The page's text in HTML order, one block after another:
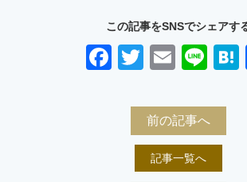
この記事をSNSでシェアす
Facebook
TwitterEmail
前の記事へ
記事一覧へ